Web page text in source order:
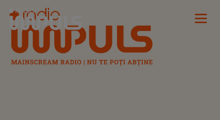
Radio Impuls